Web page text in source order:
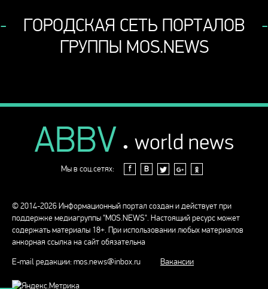
ГОРОДСКАЯ СЕТЬ ПОРТАЛОВ
ГРУППЫ MOS.NEWS
ABBV . world news
Мы в соц.сетях: f В
© 2014-2026 Информационный портал создан и действует при
поддержке медиагруппы "MOS.NEWS". Настоящий ресурс может
содержать материалы 18+. При использовании любых материалов
анкорная ссылка на сайт обязательна
E-mail редакции:mos.news@inbox.ru Вакансии